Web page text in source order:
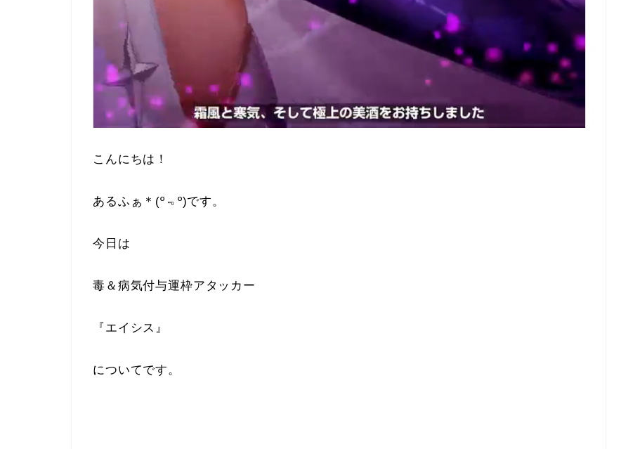
こんにちは！
あるふぁ＊(º﹃º)です。
今日は
毒＆病気付与運枠アタッカー
『エイシス』
についてです。